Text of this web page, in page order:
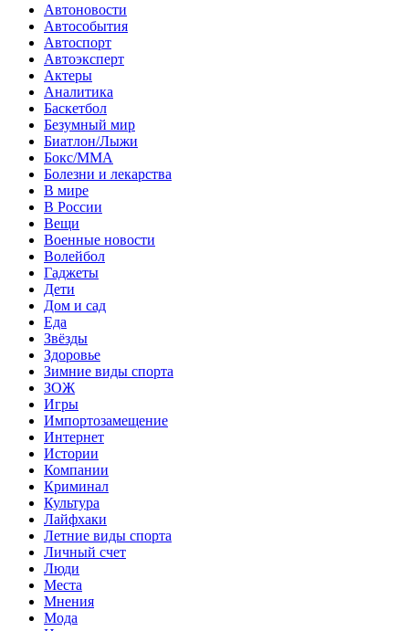
Автоновости
Автособытия
Автоспорт
Автоэксперт
Актеры
Аналитика
Баскетбол
Безумный мир
Биатлон/Лыжи
Бокс/MMA
Болезни и лекарства
В мире
В России
Вещи
Военные новости
Волейбол
Гаджеты
Дети
Дом и сад
Еда
Звёзды
Здоровье
Зимние виды спорта
ЗОЖ
Игры
Импортозамещение
Интернет
Истории
Компании
Криминал
Культура
Лайфхаки
Летние виды спорта
Личный счет
Люди
Места
Мнения
Мода